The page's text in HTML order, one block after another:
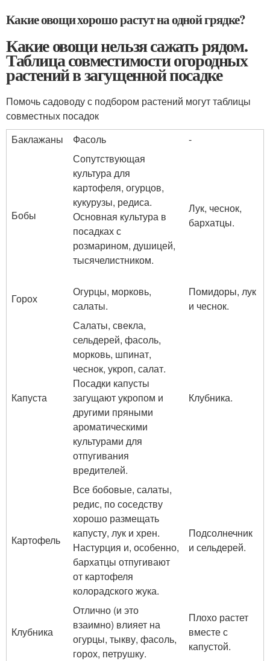
Какие овощи хорошо растут на одной грядке?
Какие овощи нельзя сажать рядом.
Таблица совместимости огородных
растений в загущенной посадке
Помочь садоводу с подбором растений могут таблицы
совместных посадок
Баклажаны
Фасоль -
Бобы
Сопутствующая
культура для
картофеля, огурцов,
кукурузы, редиса.
Основная культура в
посадках с
розмарином, душицей,
тысячелистником.
Лук, чеснок,
бархатцы.
Горох
Огурцы, морковь,
салаты.
Помидоры, лук
и чеснок.
Капуста
Салаты, свекла,
сельдерей, фасоль,
морковь, шпинат,
чеснок, укроп, салат.
Посадки капусты
загущают укропом и
другими пряными
ароматическими
культурами для
отпугивания
вредителей.
Клубника.
Картофель
Все бобовые, салаты,
редис, по соседству
хорошо размещать
капусту, лук и хрен.
Настурция и, особенно,
бархатцы отпугивают
от картофеля
колорадского жука.
Подсолнечник
и сельдерей.
Клубника
Отлично (и это
взаимно) влияет на
огурцы, тыкву, фасоль,
горох, петрушку.
Плохо растет
вместе с
капустой.